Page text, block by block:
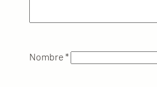
Nombre*